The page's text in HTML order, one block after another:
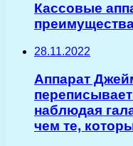
Кассовые
28.11.2022
Аппарат
наблюдая
чем те,